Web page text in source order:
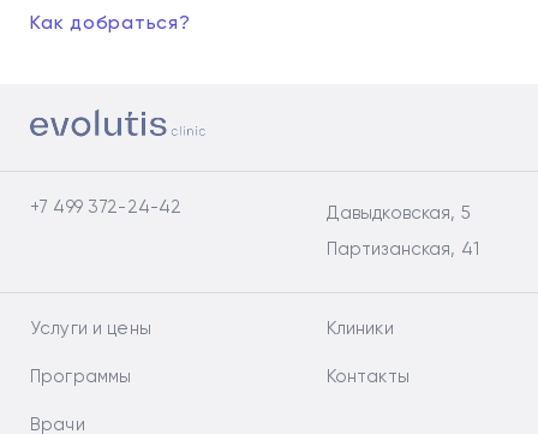
Как добраться?
+7 499 372-24-42
Давыдковская, 5
Партизанская, 41
Услуги и цены
Программы
Врачи
Клиники
Контакты